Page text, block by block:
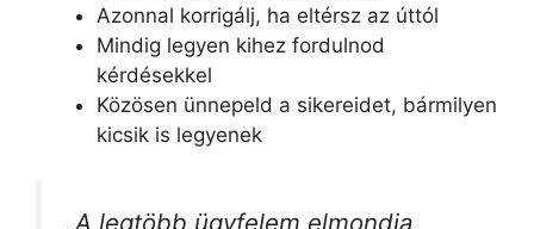
Azonnal korrigálj, ha eltérsz az úttól
Mindig legyen kihez fordulnod
kérdésekkel
Közösen ünnepeld a sikereidet, bármilyen
kicsik is legyenek
„A legtöbb ügyfelem elmondja,